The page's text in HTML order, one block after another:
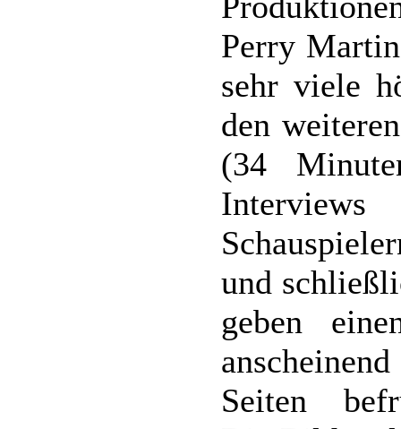
Perry
sehr viele
den
(34
und
geben
Seiten